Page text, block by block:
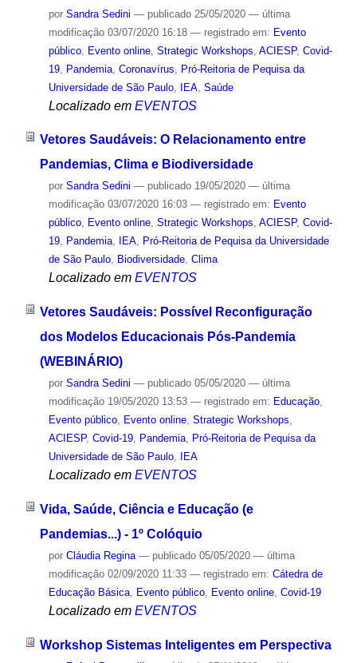
por Sandra Sedini — publicado25/05/2020 — última
modificação03/07/2020 16:18 — registrado em: Evento
público, Evento online, Strategic Workshops ACIESP, Covid-
19, Pandemia, Coronavírus
Pró-Reitoria de Pequisa da
Universidade de São Paulo, IEA, Saúde
Localizado em EVENTOS
Vetores Saudáveis: O Relacionamento entre
Pandemias, Clima e Biodiversidade
por Sandra Sedini — publicado19/05/2020 — última
modificação03/07/2020 16:03 — registrado em: Evento
público, Evento online, Strategic Workshops, ACIESP, Covid-
19, Pandemia, IEA, Pró-Reitoria de Pequisa da Universidade
de São Paulo, Biodiversidade, Clima
Localizado em EVENTOS
Vetores Saudáveis: Possível Reconfiguração
dos Modelos Educacionais Pós-Pandemia
(WEBINÁRIO)
por Sandra Sedini — publicado05/05/2020 — última
modificação19/05/2020 13:53 — registrado em: Educação,
Evento público, Evento online, Strategic Workshops,
ACIESP, Covid-19, Pandemia, Pró-Reitoria de Pequisa da
Universidade de São Paulo, IEA
Localizado em EVENTOS
Vida, Saúde, Ciência e Educação (e
Pandemias...) - 1º Colóquio
por Cláudia Regina — publicado05/05/2020 — última
modificação02/09/2020 11:33 — registrado em: Cátedra de
Educação Básica, Evento público, Evento online, Covid-19
Localizado em EVENTOS
Workshop Sistemas Inteligentes em Perspectiva